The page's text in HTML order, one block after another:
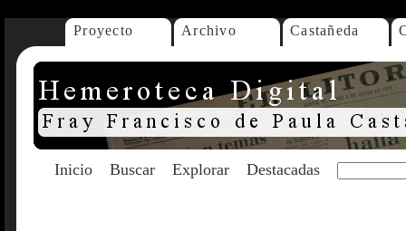
Proyecto Archivo Castañeda
Inicio Buscar Explorar Destacadas